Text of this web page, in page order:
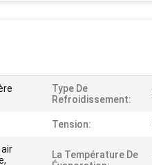
Type De
Refroidissement:
Tension:
La Température De